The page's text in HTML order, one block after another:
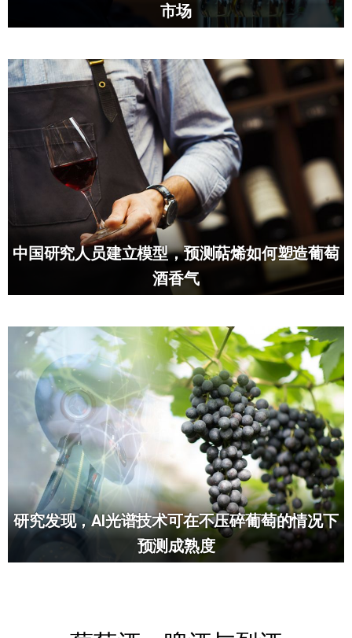
市场
中国研究人员建立模型，预测萜烯如何塑造葡萄
酒香气
研究发现，AI光谱技术可在不压碎葡萄的情况下
预测成熟度